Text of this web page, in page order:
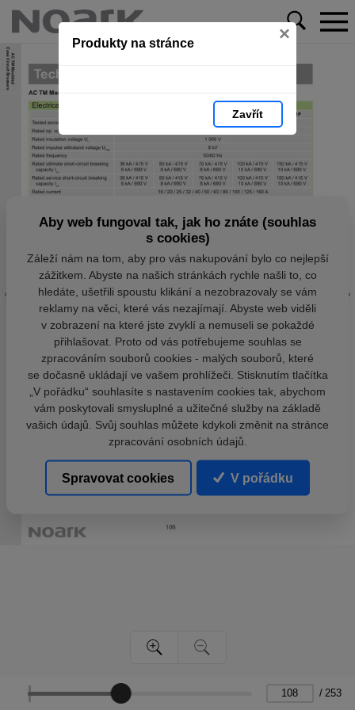
Produkty na stránce ×
Zavřít
/ 253
Aby web fungoval tak, jak ho znáte (souhlas
s cookies)
Záleží nám na tom, aby pro vás nakupování bylo co nejlepší
zážitkem. Abyste na našich stránkách rychle našli to, co
hledáte, ušetřili spoustu klikání a nezobrazovaly se vám
reklamy na věci, které vás nezajímají. Abyste web viděli
v zobrazení na které jste zvyklí a nemuseli se pokaždé
přihlašovat. Proto od vás potřebujeme souhlas se
zpracováním souborů cookies - malých souborů, které
se dočasně ukládají ve vašem prohlížeči. Stisknutím tlačítka
„V pořádku“ souhlasíte s nastavením cookies tak, abychom
vám poskytovali smysluplné a užitečné služby na základě
vašich údajů. Svůj souhlas můžete kdykoli změnit na stránce
zpracování osobních údajů.
Spravovat cookies V pořádku